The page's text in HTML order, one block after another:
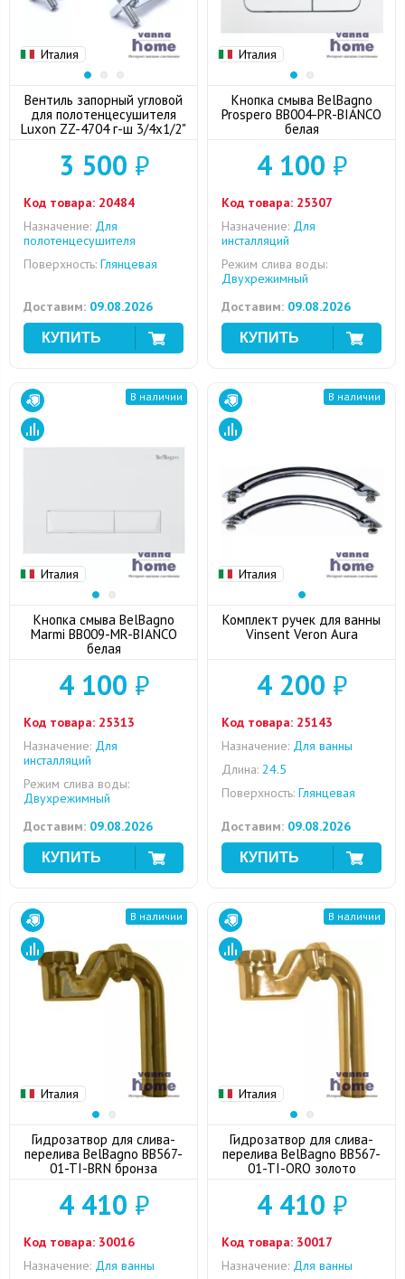
Италия
Вентиль запорный угловой
для полотенцесушителя
Luxon ZZ-4704 г-ш 3/4x1/2"
3 500 ₽
Код товара: 20484
Назначение: Для
полотенцесушителя
Поверхность: Глянцевая
Доставим: 09.08.2026
Италия
Кнопка смыва BelBagno
Prospero BB004-PR-BIANCO
белая
4 100 ₽
Код товара: 25307
Назначение: Для
инсталляций
Режим слива воды:
Двухрежимный
Доставим: 09.08.2026
Италия
В наличии
Кнопка смыва BelBagno
Marmi BB009-MR-BIANCO
белая
4 100 ₽
Код товара: 25313
Назначение: Для
инсталляций
Режим слива воды:
Двухрежимный
Доставим: 09.08.2026
Италия
В наличии
Комплект ручек для ванны
Vinsent Veron Aura
4 200 ₽
Код товара: 25143
Назначение: Для ванны
Длина: 24.5
Поверхность: Глянцевая
Доставим: 09.08.2026
Италия
В наличии
Гидрозатвор для слива-
перелива BelBagno BB567-
01-TI-BRN бронза
4 410 ₽
Код товара: 30016
Назначение: Для ванны
Италия
В наличии
Гидрозатвор для слива-
перелива BelBagno BB567-
01-TI-ORO золото
4 410 ₽
Код товара: 30017
Назначение: Для ванны